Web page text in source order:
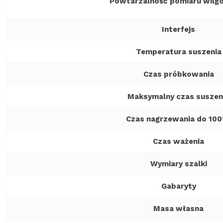
Interfejs
Temperatura suszenia
Czas próbkowania
Maksymalny czas
Czas nagrzewania do
Czas ważenia
Wymiary szalki
Gabaryty
Masa własna